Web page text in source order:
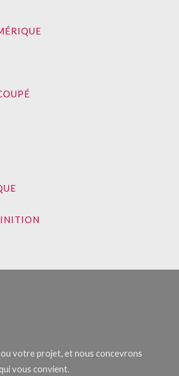
votre projet, et nous concevrons
vous convient.